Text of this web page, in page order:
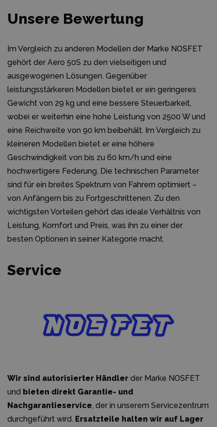
Unsere Bewertung
Im Vergleich zu anderen Modellen der Marke NOSFET
gehört der Aero 50S zu den vielseitigen und
ausgewogenen Lösungen. Gegenüber
leistungsstärkeren Modellen bietet er ein geringeres
Gewicht von 29 kg und eine bessere Steuerbarkeit,
wobei er weiterhin eine hohe Leistung von 2500 W und
eine Reichweite von 90 km beibehält. Im Vergleich zu
kleineren Modellen bietet er eine höhere
Geschwindigkeit von bis zu 60 km/h und eine
hochwertigere Federung. Die technischen Parameter
sind für ein breites Spektrum von Fahrern optimiert –
von Anfängern bis zu Fortgeschrittenen. Zu den
wichtigsten Vorteilen gehört das ideale Verhältnis von
Leistung, Komfort und Preis, was ihn zu einer der
besten Optionen in seiner Kategorie macht.
Service
Wir sind autorisierter Händler der Marke NOSFET
und bieten direkt Garantie- und
Nachgarantieservice, der in unserem Servicezentrum
durchgeführt wird. Ersatzteile halten wir auf Lager